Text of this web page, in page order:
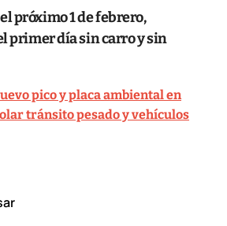
próximo 1 de febrero,
primer día sin carro y sin
pico y placa ambiental en
tránsito pesado y vehículos